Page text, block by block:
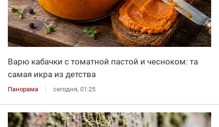
Варю кабачки с томатной пастой и чесноком: та
самая икра из детства
Панорама сегодня, 01:25